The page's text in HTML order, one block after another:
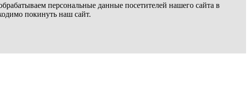
персональные данные посетителей нашего сайта в
покинуть наш сайт.